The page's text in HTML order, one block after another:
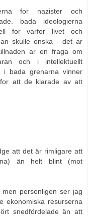
for nazister och
bada ideologierna
for varfor livet och
skulle onska - det ar
ar en fraga om
och i intellektuellt
i bada grenarna vinner
for att de klarade av att
att det är rimligare att
än helt blint (mot
personligen ser jag
ekonomiska resurserna
snedfördelade än att